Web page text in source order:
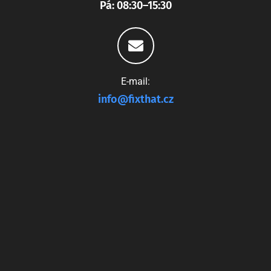
Pá: 08:30–15:30
E-mail:
info@fixthat.cz